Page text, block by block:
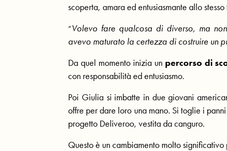
scoperta, amara ed entusiasmante allo
“Volevo fare qualcosa di diverso, ma
avevo maturato la certezza di costruire un
Da quel momento inizia un percorso di
con responsabilità ed entusiasmo.
Poi Giulia si imbatte in due giovani
offre per dare loro una mano. Si toglie i
progetto Deliveroo, vestita da canguro.
Questo è un cambiamento molto significativo